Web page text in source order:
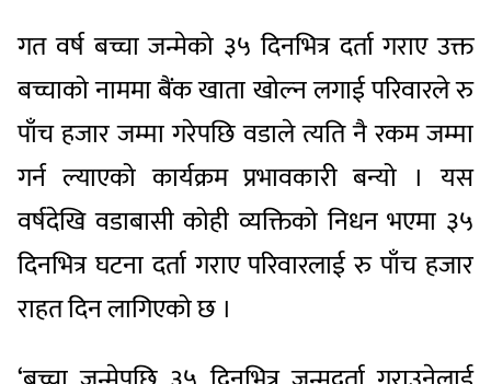
गत वर्ष बच्चा जन्मेको ३५ दिनभित्र दर्ता गराए उक्त
बच्चाको नाममा बैंक खाता खोल्न लगाई परिवारले रु
पाँच हजार जम्मा गरेपछि वडाले त्यति नै रकम जम्मा
गर्न ल्याएको कार्यक्रम प्रभावकारी बन्यो । यस
वर्षदेखि वडाबासी कोही व्यक्तिको निधन भएमा ३५
दिनभित्र घटना दर्ता गराए परिवारलाई रु पाँच हजार
राहत दिन लागिएको छ ।